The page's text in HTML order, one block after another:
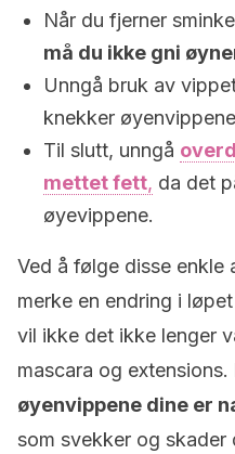
Når du fjerner
må du ikke gni
Unngå bruk av
knekker
Til slutt, unngå
mettet fett, da det
øyevippene.
Ved å følge disse enkle
merke en endring i
vil ikke det ikke lenger
mascara og extensions.
øyenvippene dine er
som svekker og skader